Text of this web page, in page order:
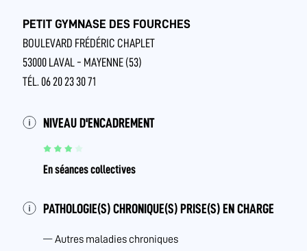
PETIT GYMNASE DES FOURCHES
BOULEVARD FRÉDÉRIC CHAPLET
53000 LAVAL - MAYENNE (53)
TÉL. 06 20 23 30 71
NIVEAU D'ENCADREMENT
En séances collectives
PATHOLOGIE(S) CHRONIQUE(S) PRISE(S) EN CHARGE
Autres maladies chroniques